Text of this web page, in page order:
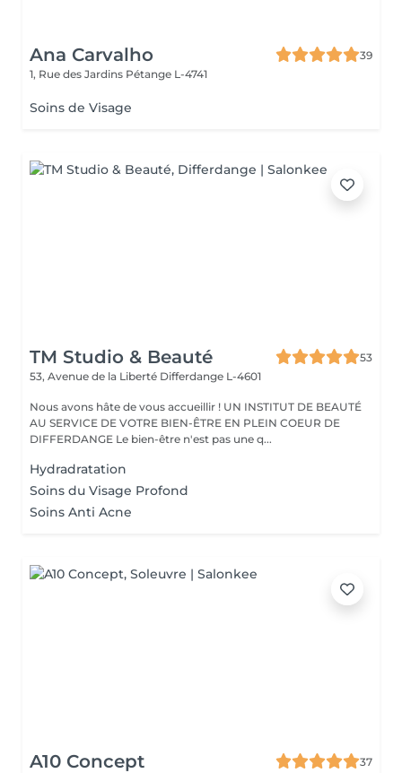
Ana Carvalho
39
1, Rue des Jardins Pétange L-4741
Soins de Visage
TM Studio & Beauté
53
53, Avenue de la Liberté Differdange L-4601
Nous avons hâte de vous accueillir ! UN INSTITUT DE BEAUTÉ
AU SERVICE DE VOTRE BIEN-ÊTRE EN PLEIN COEUR DE
DIFFERDANGE Le bien-être n'est pas une q...
Hydradratation
Soins du Visage Profond
Soins Anti Acne
A10 Concept 37